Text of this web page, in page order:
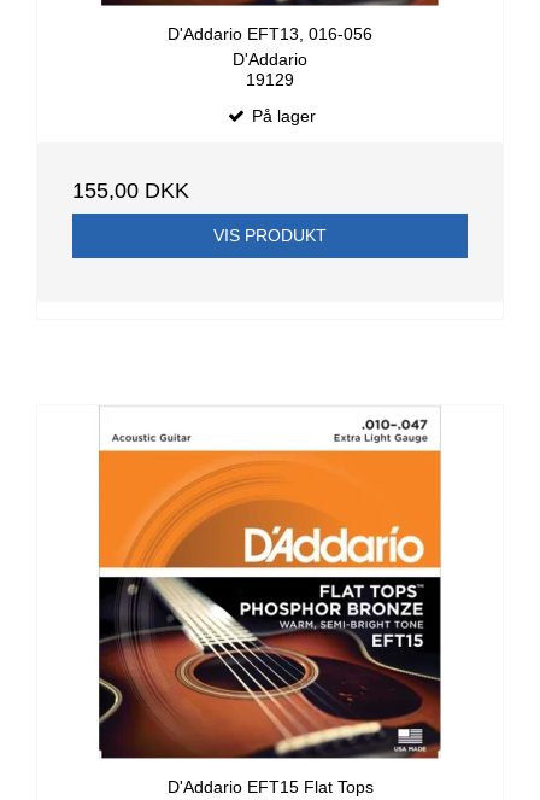
D'Addario EFT13, 016-056
D'Addario
19129
På lager
155,00 DKK
VIS PRODUKT
D'Addario EFT15 Flat Tops